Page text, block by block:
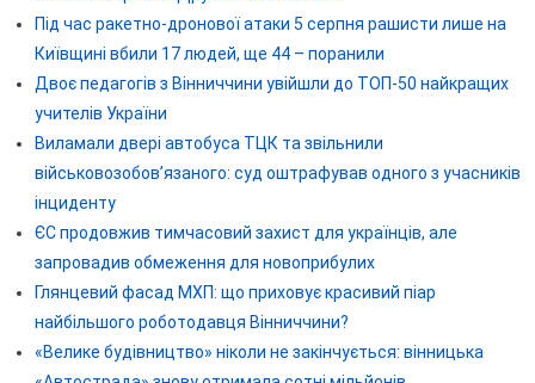
Під час ракетно-дронової атаки 5 серпня рашисти лише на
Київщині вбили 17 людей, ще 44 – поранили
Двоє педагогів з Вінниччини увійшли до ТОП-50 найкращих
учителів України
Виламали двері автобуса ТЦК та звільнили
військовозобов’язаного: суд оштрафував одного з учасників
інциденту
ЄС продовжив тимчасовий захист для українців, але
запровадив обмеження для новоприбулих
Глянцевий фасад МХП: що приховує красивий піар
найбільшого роботодавця Вінниччини?
«Велике будівництво» ніколи не закінчується: вінницька